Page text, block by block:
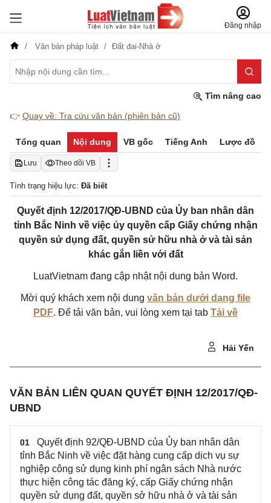
Đăng nhập
Văn bản pháp luật Đất đai-Nhà ở
Tìm nâng cao
👉 Quay về: Tra cứu văn bản (phiên bản cũ)
Tổng quan Nội dung VB gốc Tiếng Anh Lược đồ
Lưu Theo dõi VB
Tình trạng hiệu lực: Đã biết
Quyết định 12/2017/QĐ-UBND của Ủy ban nhân dân
tỉnh Bắc Ninh về việc ủy quyền cấp Giấy chứng nhận
quyền sử dụng đất, quyền sử hữu nhà ở và tài sản
khác gắn liền với đất
LuatVietnam đang cập nhật nội dung bản Word.
Mời quý khách xem nội dung văn bản dưới dạng file
PDF. Để tải văn bản, vui lòng xem tại tab Tải về
Hải Yến
VĂN BẢN LIÊN QUAN QUYẾT ĐỊNH 12/2017/QĐ-
UBND
01
Quyết định 92/QĐ-UBND của Ủy ban nhân dân
tỉnh Bắc Ninh về việc đặt hàng cung cấp dịch vụ sự
nghiệp công sử dụng kinh phí ngân sách Nhà nước
thực hiện công tác đăng ký, cấp Giấy chứng nhận
quyền sử dụng đất, quyền sở hữu nhà ở và tài sản